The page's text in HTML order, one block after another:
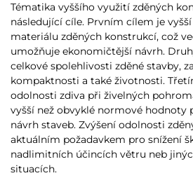
Tématika vyššího využití zděných
následující cíle. Prvním cílem je
materiálu zděných konstrukcí, což
umožňuje ekonomičtější návrh.
celkové spolehlivosti zděné stavby,
kompaktnosti a také životnosti.
odolnosti zdiva při živelných
vyšší než obvyklé normové hodnoty
návrh staveb. Zvýšení odolnosti
aktuálním požadavkem pro snížení
nadlimitních účincích větru neb
situacích.